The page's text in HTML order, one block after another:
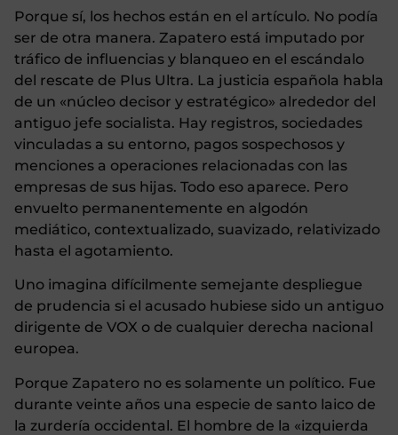
Porque sí, los hechos están en el artículo. No podía
ser de otra manera. Zapatero está imputado por
tráfico de influencias y blanqueo en el escándalo
del rescate de Plus Ultra. La justicia española habla
de un «núcleo decisor y estratégico» alrededor del
antiguo jefe socialista. Hay registros, sociedades
vinculadas a su entorno, pagos sospechosos y
menciones a operaciones relacionadas con las
empresas de sus hijas. Todo eso aparece. Pero
envuelto permanentemente en algodón
mediático, contextualizado, suavizado, relativizado
hasta el agotamiento.
Uno imagina difícilmente semejante despliegue
de prudencia si el acusado hubiese sido un antiguo
dirigente de VOX o de cualquier derecha nacional
europea.
Porque Zapatero no es solamente un político. Fue
durante veinte años una especie de santo laico de
la zurdería occidental. El hombre de la «izquierda